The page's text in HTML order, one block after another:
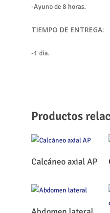
-Ayuno de 8 horas.
TIEMPO DE ENTREGA:
-1 día.
Productos
Leer Más
Calcáneo axial AP
Leer Más